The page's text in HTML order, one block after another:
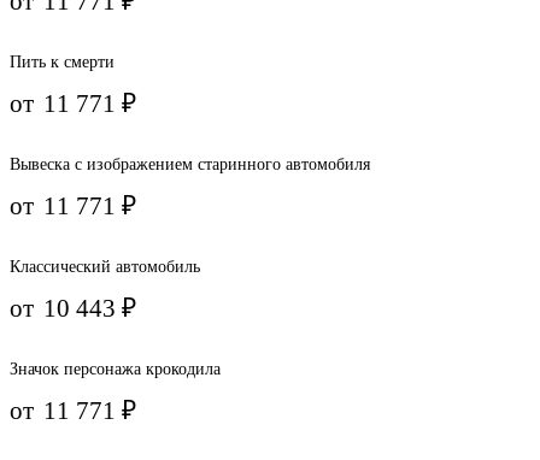
Пить к смерти
от 11 771₽
Вывеска с изображением старинного автомобиля
от 11 771₽
Классический автомобиль
от 10 443₽
Значок персонажа крокодила
от 11 771₽